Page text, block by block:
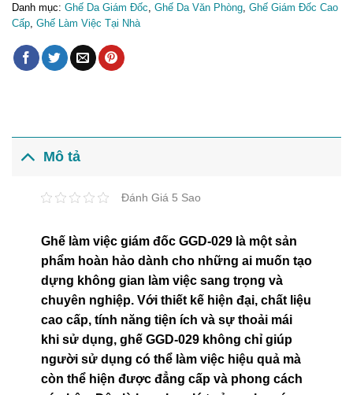
Danh mục: Ghế Da Giám Đốc Ghế Da Văn Phòng Ghế Giám Đốc Cao
Cấp Ghế Làm Việc Tại Nhà
Mô tả
Đánh Giá 5 Sao
Ghế làm việc giám đốc GGD-029 là một sản
phẩm hoàn hảo dành cho những ai muốn tạo
dựng không gian làm việc sang trọng và
chuyên nghiệp. Với thiết kế hiện đại, chất liệu
cao cấp, tính năng tiện ích và sự thoải mái
khi sử dụng, ghế GGD-029 không chỉ giúp
người sử dụng có thể làm việc hiệu quả mà
còn thể hiện được đẳng cấp và phong cách